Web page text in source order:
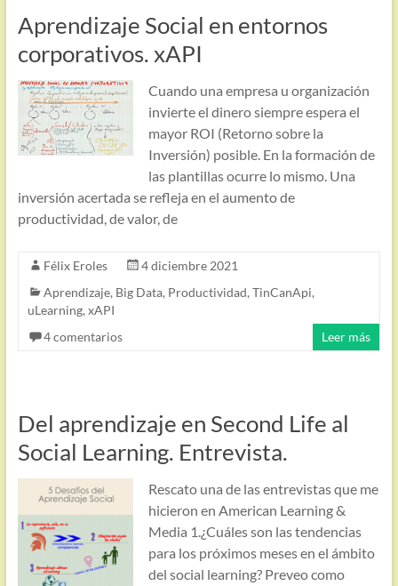
Aprendizaje Social en entornos
corporativos. xAPI
Cuando una empresa u organización
invierte el dinero siempre espera el
mayor ROI (Retorno sobre la
Inversión) posible. En la formación de
las plantillas ocurre lo mismo. Una
inversión acertada se refleja en el aumento de
productividad, de valor, de
Félix Eroles
4 diciembre 2021
Aprendizaje, Big Data, Productividad, TinCanApi,
uLearning, xAPI
4 comentarios
Leer más
Del aprendizaje en Second Life al
Social Learning. Entrevista.
Rescato una de las entrevistas que me
hicieron en American Learning &
Media 1.¿Cuáles son las tendencias
para los próximos meses en el ámbito
del social learning? Preveo como